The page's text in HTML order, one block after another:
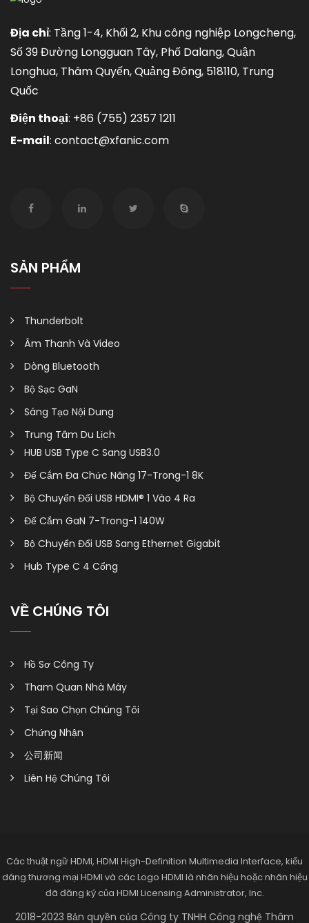
Địa chỉ: Tầng 1-4, Khối 2, Khu công nghiệp Longcheng,
Số 39 Đường Longguan Tây, Phố Dalang, Quận
Longhua, Thâm Quyến, Quảng Đông, 518110, Trung
Quốc
Điện thoại: +86 (755) 2357 1211
E-mail: contact@xfanic.com
SẢN PHẨM
Thunderbolt
Âm Thanh Và Video
Dòng Bluetooth
Bộ Sạc GaN
Sáng Tạo Nội Dung
Trung Tâm Du Lịch
HUB USB Type C Sang USB3.0
Đế Cắm Đa Chức Năng 17-Trong-1 8K
Bộ Chuyển Đổi USB HDMI® 1 Vào 4 Ra
Đế Cắm GaN 7-Trong-1 140W
Bộ Chuyển Đổi USB Sang Ethernet Gigabit
Hub Type C 4 Cổng
VỀ CHÚNG TÔI
Hồ Sơ Công Ty
Tham Quan Nhà Máy
Tại Sao Chọn Chúng Tôi
Chứng Nhận
公司新闻
Liên Hệ Chúng Tôi
Các thuật ngữ HDMI, HDMI High-Definition Multimedia Interface, kiểu
dáng thương mại HDMI và các Logo HDMI là nhãn hiệu hoặc nhãn hiệu
đã đăng ký của HDMI Licensing Administrator, Inc.
2018-2023 Bản quyền của Công ty TNHH Công nghệ Thâm